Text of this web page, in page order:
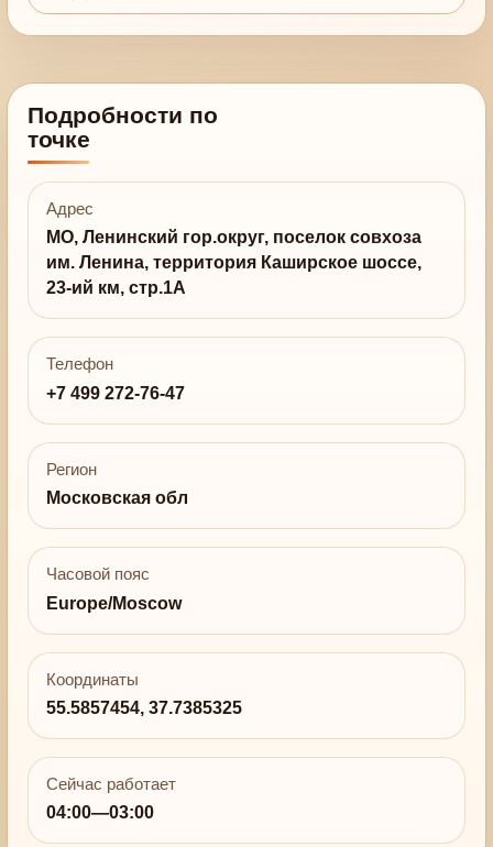
Подробности по
точке
Адрес
МО, Ленинский гор.округ, поселок совхоза
им. Ленина, территория Каширское шоссе,
23-ий км, стр.1А
Телефон
+7 499 272-76-47
Регион
Московская обл
Часовой пояс
Europe/Moscow
Координаты
55.5857454, 37.7385325
Сейчас работает
04:00—03:00